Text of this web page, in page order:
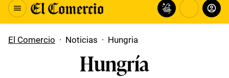
El Comercio · Noticias · Hungria
Hungría